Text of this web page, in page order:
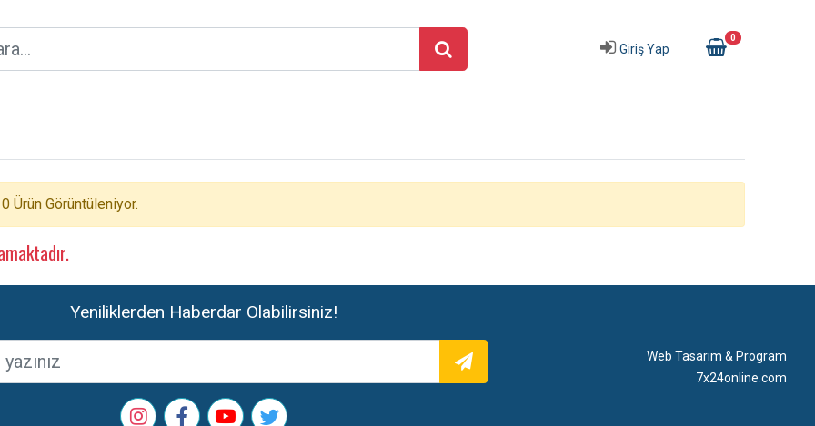
Giriş Yap
0
0 Ürün Görüntüleniyor.
Yeniliklerden Haberdar Olabilirsiniz!
Web Tasarım & Program
7x24online.com